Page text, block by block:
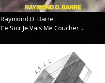
Raymond D. Barre
Ce Soir Je Vais Me Coucher ...